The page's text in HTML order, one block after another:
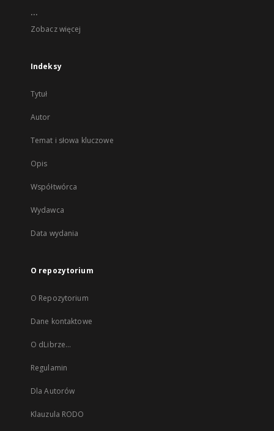
...
Zobacz więcej
Indeksy
Tytuł
Autor
Temat i słowa kluczowe
Opis
Współtwórca
Wydawca
Data wydania
O repozytorium
O Repozytorium
Dane kontaktowe
O dLibrze...
Regulamin
Dla Autorów
Klauzula RODO